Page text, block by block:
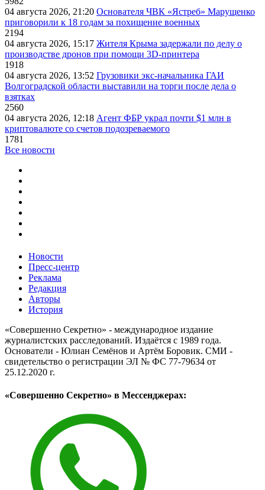
04 августа 2026, 21:20 Основателя ЧВК «Ястреб» Марущенко
приговорили к 18 годам за похищение военных
2194
04 августа 2026, 15:17 Жителя Крыма задержали по делу о
производстве дронов при помощи 3D‑принтера
1918
04 августа 2026, 13:52 Грузовики экс-начальника ГАИ
Волгоградской области выставили на торги после дела о
взятках
2560
04 августа 2026, 12:18 Агент ФБР украл почти $1 млн в
криптовалюте со счетов подозреваемого
1781
Все новости
Новости
Пресс-центр
Реклама
Редакция
Авторы
История
«Совершенно Секретно» - международное издание
журналистских расследований. Издаётся с 1989 года.
Основатели - Юлиан Семёнов и Артём Боровик. CМИ -
свидетельство о регистрации ЭЛ № ФС 77-79634 от
25.12.2020 г.
«Совершенно Секретно» в Мессенджерах: